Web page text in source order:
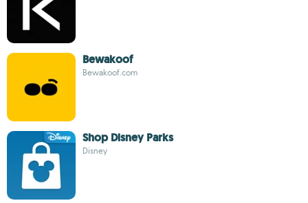
Bewakoof
Bewakoof.com
Shop Disney Parks
Disney